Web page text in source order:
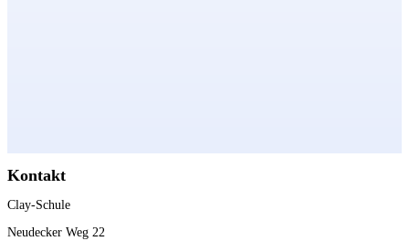
Kontakt
Clay-Schule
Neudecker Weg 22